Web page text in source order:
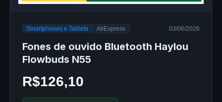
Smartphones e Tablets AliExpress 03/06/2026
Fones de ouvido Bluetooth Haylou
Flowbuds N55
R$126,10